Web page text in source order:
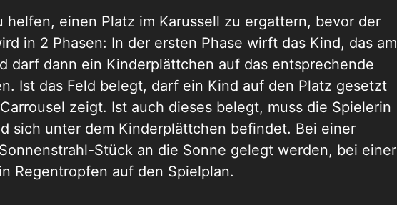
helfen, einen Platz im Karussell zu ergattern, bevor der
in 2 Phasen: In der ersten Phase wirft das Kind, das am
darf dann ein Kinderplättchen auf das entsprechende
Ist das Feld belegt, darf ein Kind auf den Platz gesetzt
zeigt. Ist auch dieses belegt, muss die Spielerin
sich unter dem Kinderplättchen befindet. Bei einer
Stück an die Sonne gelegt werden, bei einer
Regentropfen auf den Spielplan.